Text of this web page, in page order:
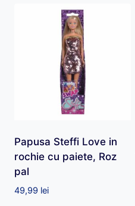
Papusa Steffi Love in
rochie cu paiete, Roz
pal
49,99 lei